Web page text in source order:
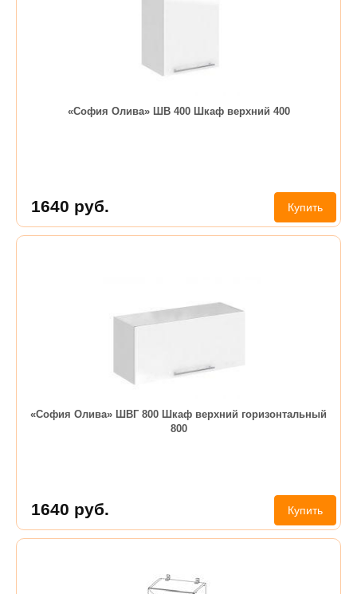
«София Олива» ШВ 400 Шкаф верхний 400
1640 руб. Купить
«София Олива» ШВГ 800 Шкаф верхний горизонтальный
800
1640 руб. Купить